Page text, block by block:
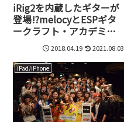
iRig2を内蔵したギターが
登場!?melocyとESPギタ
ークラフト・アカデミー
が共同開発したインター
フェイス内蔵のmelocyギ
ター
2018.04.19 2021.08.03
iPad/iPhone